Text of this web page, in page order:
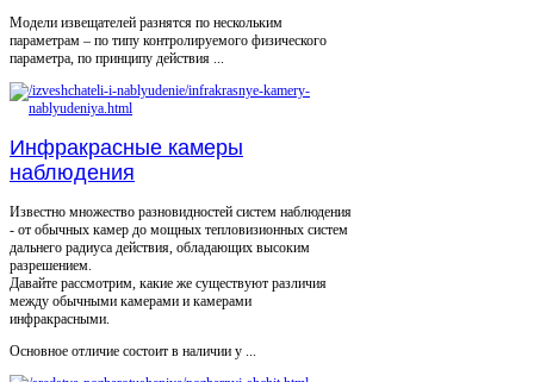
Модели извещателей разнятся по нескольким
параметрам – по типу контролируемого физического
параметра, по принципу действия ...
Инфракрасные камеры
наблюдения
Известно множество разновидностей систем наблюдения
- от обычных камер до мощных тепловизионных систем
дальнего радиуса действия, обладающих высоким
разрешением.
Давайте рассмотрим, какие же существуют различия
между обычными камерами и камерами
инфракрасными.
Основное отличие состоит в наличии у ...